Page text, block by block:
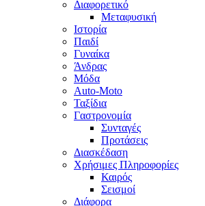
Διαφορετικό
Μεταφυσική
Ιστορία
Παιδί
Γυναίκα
Άνδρας
Μόδα
Auto-Moto
Ταξίδια
Γαστρονομία
Συνταγές
Προτάσεις
Διασκέδαση
Χρήσιμες Πληροφορίες
Καιρός
Σεισμοί
Διάφορα